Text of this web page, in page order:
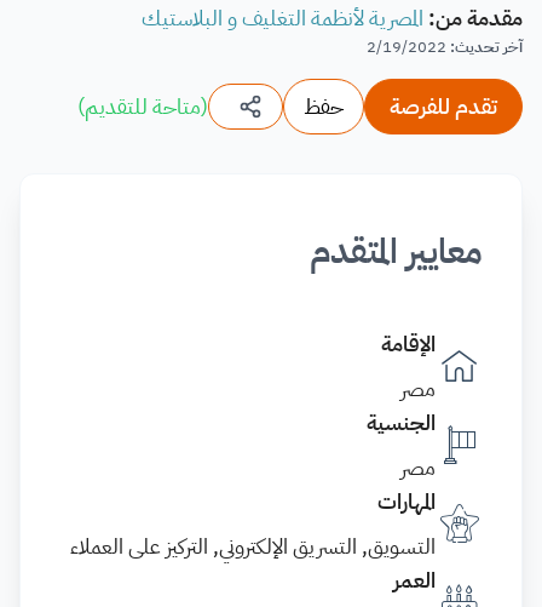
مقدمة من: المصرية لأنظمة التغليف و البلاستيك
آخر تحديث:
2/19/2022
تقدم للفرصة حفظ (متاحة للتقديم)
معايير المتقدم
الإقامة
مصر
الجنسية
مصر
المهارات
التسويق, التسريق الإلكتروني, التركيز على العملاء
العمر